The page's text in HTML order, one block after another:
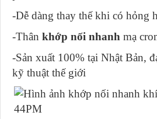
-Dễ dàng thay thế khi có hỏng
-Thân khớp nối nhanh mạ
-Sản xuất 100% tại Nhật Bản,
kỹ thuật thế giới